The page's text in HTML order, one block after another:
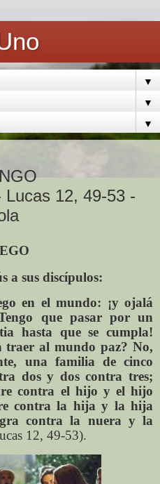
▼
▼
▼
12, 49-53 -
a sus discípulos:
en el mundo: ¡y ojalá
que pasar por un
hasta que se cumpla!
traer al mundo paz? No,
una familia de cinco
dos y dos contra tres;
contra el hijo y el hijo
contra la hija y la hija
contra la nuera y la
12, 49-53).